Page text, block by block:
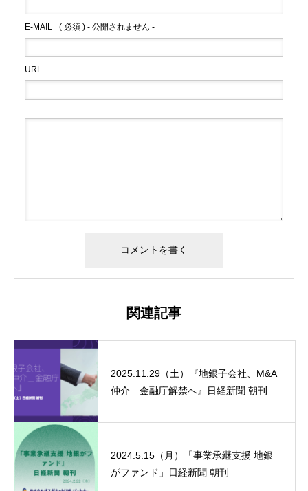
E-MAIL ( 必須 ) - 公開されません -
URL
関連記事
2025.11.29（土）『地銀子会社、M&A
仲介＿金融庁解禁へ』日経新聞 朝刊
2024.5.15（月）「事業承継支援 地銀
がファンド」日経新聞 朝刊